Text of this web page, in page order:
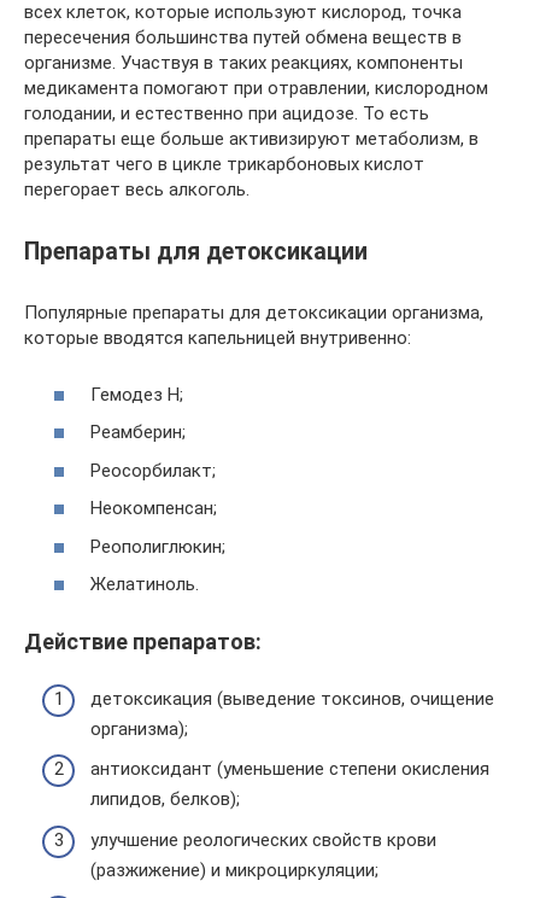
всех клеток, которые используют кислород, точка
пересечения большинства путей обмена веществ в
организме. Участвуя в таких реакциях, компоненты
медикамента помогают при отравлении, кислородном
голодании, и естественно при ацидозе. То есть
препараты еще больше активизируют метаболизм, в
результат чего в цикле трикарбоновых кислот
перегорает весь алкоголь.
Препараты для детоксикации
Популярные препараты для детоксикации организма,
которые вводятся капельницей внутривенно:
Гемодез Н;
Реамберин;
Реосорбилакт;
Неокомпенсан;
Реополиглюкин;
Желатиноль.
Действие препаратов:
детоксикация (выведение токсинов, очищение
организма);
антиоксидант (уменьшение степени окисления
липидов, белков);
улучшение реологических свойств крови
(разжижение) и микроциркуляции;